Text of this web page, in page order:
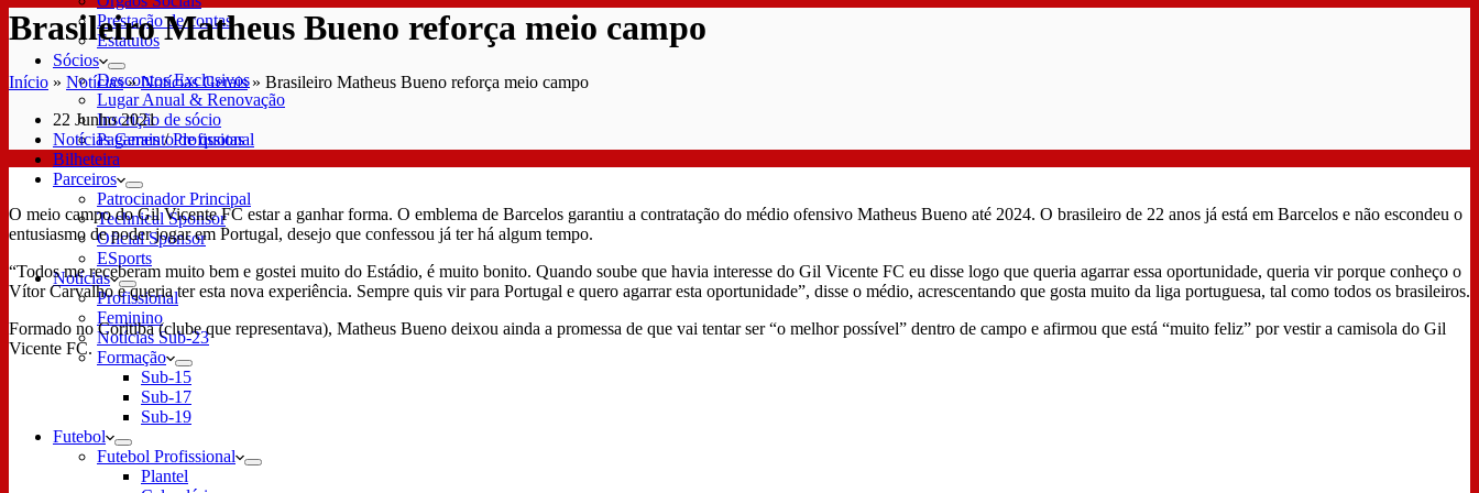
Prestação de contas
Estatutos
Sócios
Descontos Exclusivos
Lugar Anual & Renovação
Inscrição de sócio
Pagamento de quotas
Bilheteira
Parceiros
Patrocinador Principal
Technical Sponsor
Oficial Sponsor
ESports
Notícias
Profissional
Feminino
Notícias Sub-23
Formação
Sub-15
Sub-17
Sub-19
Futebol
Futebol Profissional
Plantel
Brasileiro Matheus Bueno reforça meio campo
Início » Notícias»Notícias Gerais» Brasileiro Matheus Bueno reforça meio campo
22 Junho 2021
Notícias Gerais/Profissional
O meio campo do Gil Vicente FC estar a ganhar forma. O emblema de Barcelos garantiu a contratação do médio ofensivo Matheus Bueno até 2024. O brasileiro de 22 anos já está em Barcelos e não escondeu o
entusiasmo de poder jogar em Portugal, desejo que confessou já ter há algum tempo.
“Todos me receberam muito bem e gostei muito do Estádio, é muito bonito. Quando soube que havia interesse do Gil Vicente FC eu disse logo que queria agarrar essa oportunidade, queria vir porque conheço o
Vítor Carvalho e queria ter esta nova experiência. Sempre quis vir para Portugal e quero agarrar esta oportunidade”, disse o médio, acrescentando que gosta muito da liga portuguesa, tal como todos os brasileiros.
Formado no Coritiba (clube que representava), Matheus Bueno deixou ainda a promessa de que vai tentar ser “o melhor possível” dentro de campo e afirmou que está “muito feliz” por vestir a camisola do Gil
Vicente FC.